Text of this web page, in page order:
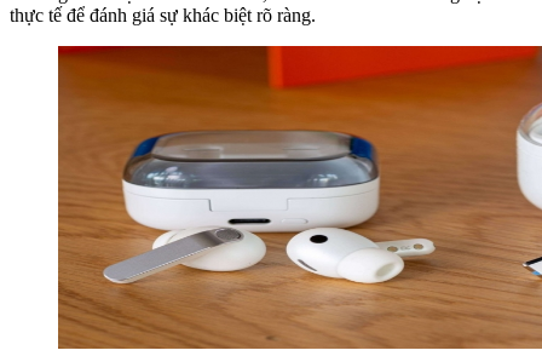
thực tế để đánh giá sự khác biệt rõ ràng.